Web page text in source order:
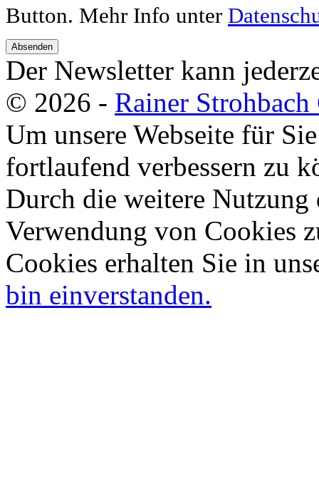
Button. Mehr Info unter
Absenden
Der Newsletter kann
© 2026 - Rainer
Um unsere Webseite für
fortlaufend verbessern zu
Durch die weitere Nutzung
Verwendung von Cookies
Cookies erhalten Sie in
bin einverstanden.